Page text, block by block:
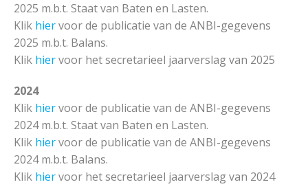
2025 m.b.t. Staat van Baten en Lasten.
Klik hiervoor de publicatie van de ANBI-gegevens
2025 m.b.t. Balans.
Klik hiervoor het secretarieel jaarverslag van 2025
2024
Klik hiervoor de publicatie van de ANBI-gegevens
2024 m.b.t. Staat van Baten en Lasten.
Klik hiervoor de publicatie van de ANBI-gegevens
2024 m.b.t. Balans.
Klik hiervoor het secretarieel jaarverslag van 2024